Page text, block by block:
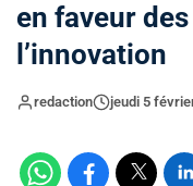
en faveur
l’innovation
redaction jeudi 5